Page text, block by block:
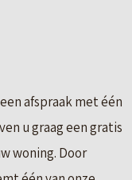
afspraak met één
u graag een gratis
woning. Door